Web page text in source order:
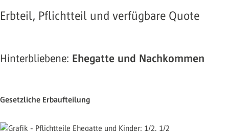
Erbteil, Pflichtteil und verfügbare Quote
Hinterbliebene: Ehegatte und Nachkommen
Gesetzliche Erbaufteilung